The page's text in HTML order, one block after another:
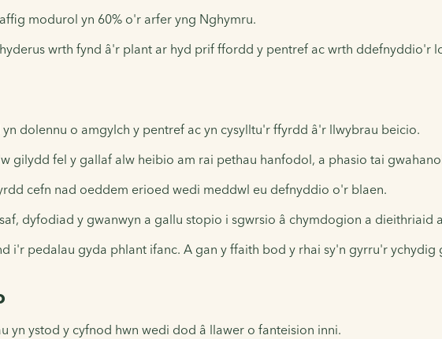
modurol yn 60% o'r arfer yng Nghymru.
wrth fynd â'r plant ar hyd prif ffordd y pentref ac wrth ddefnyddio'r
dolennu o amgylch y pentref ac yn cysylltu'r ffyrdd â'r llwybrau beicio.
gilydd fel y gallaf alw heibio am rai pethau hanfodol, a phasio tai
cefn nad oeddem erioed wedi meddwl eu defnyddio o'r blaen.
dyfodiad y gwanwyn a gallu stopio i sgwrsio â chymdogion a dieithriaid
i'r pedalau gyda phlant ifanc. A gan y ffaith bod y rhai sy'n gyrru'r
yn ystod y cyfnod hwn wedi dod â llawer o fanteision inni.